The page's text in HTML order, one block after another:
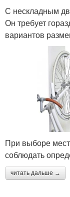
С нескладным
Он требует
вариантов
При выборе
соблюдать
читать дальше →